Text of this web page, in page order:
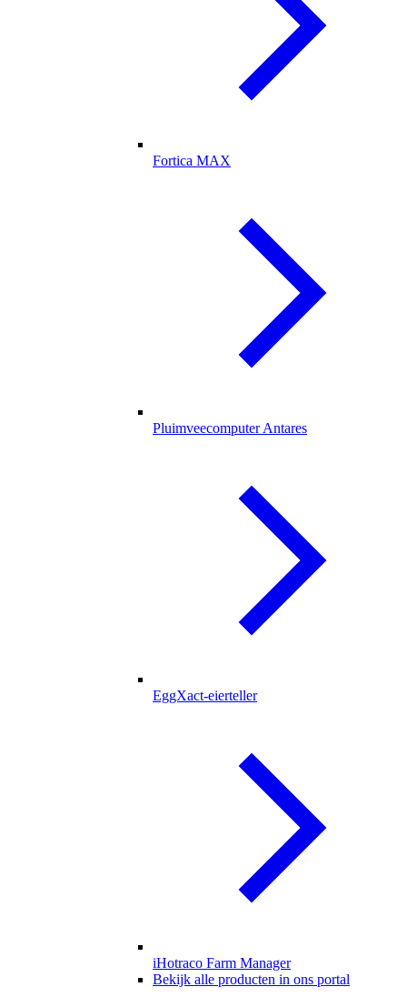
Fortica MAX
Pluimveecomputer Antares
EggXact-eierteller
iHotraco Farm Manager
Bekijk alle producten in ons portal